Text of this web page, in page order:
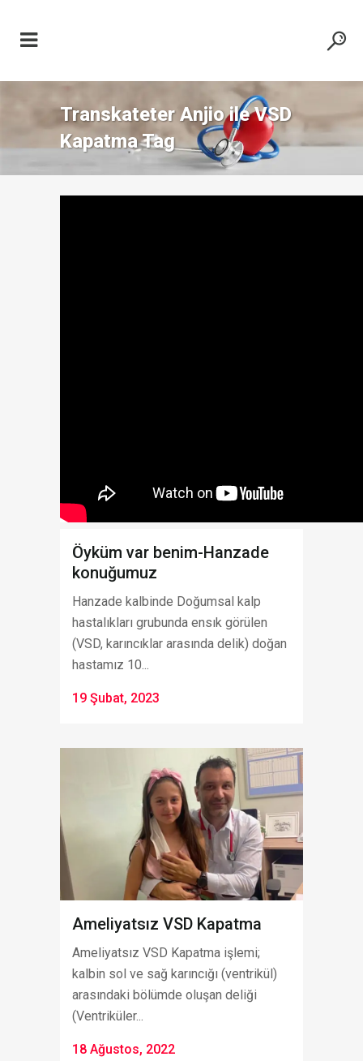
Transkateter Anjio ile VSD
Kapatma Tag
Öyküm var benim-Hanzade
konuğumuz
Hanzade kalbinde Doğumsal kalp
hastalıkları grubunda ensık görülen
(VSD, karıncıklar arasında delik) doğan
hastamız 10...
19 Şubat, 2023
Ameliyatsız VSD Kapatma
Ameliyatsız VSD Kapatma işlemi;
kalbin sol ve sağ karıncığı (ventrikül)
arasındaki bölümde oluşan deliği
(Ventriküler...
18 Ağustos, 2022